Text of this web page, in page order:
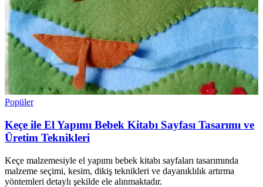
Popüler
Keçe ile El Yapımı Bebek Kitabı Sayfası Tasarımı ve
Üretim Teknikleri
Keçe malzemesiyle el yapımı bebek kitabı sayfaları tasarımında
malzeme seçimi, kesim, dikiş teknikleri ve dayanıklılık artırma
yöntemleri detaylı şekilde ele alınmaktadır.